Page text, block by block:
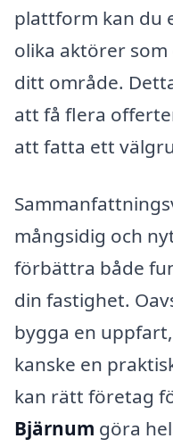
plattform kan du
olika aktörer
ditt område.
att få flera
att fatta ett
mångsidig och
förbättra både
din fastighet.
bygga en
kanske en
kan rätt företag
Bjärnum göra